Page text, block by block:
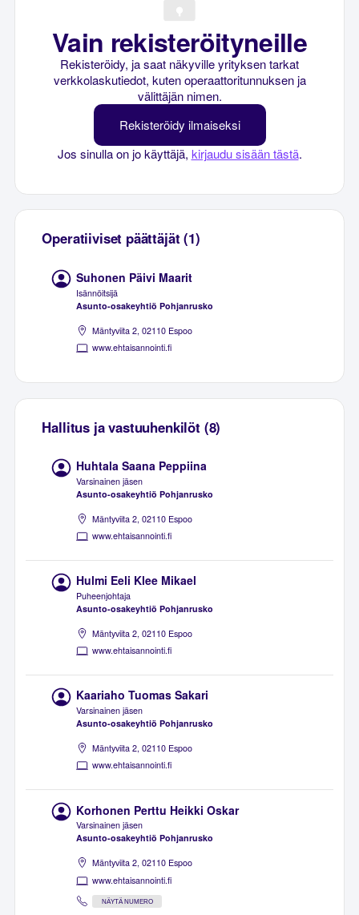
Vain rekisteröityneille
Rekisteröidy, ja saat näkyville yrityksen tarkat
verkkolaskutiedot, kuten operaattoritunnuksen ja
välittäjän nimen.
Rekisteröidy ilmaiseksi
Jos sinulla on jo käyttäjä, kirjaudu sisään tästä.
Operatiiviset päättäjät (1)
Suhonen Päivi Maarit
Isännöitsijä
Asunto-osakeyhtiö Pohjanrusko
Mäntyviita 2, 02110 Espoo
www.ehtaisannointi.fi
Hallitus ja vastuuhenkilöt (8)
Huhtala Saana Peppiina
Varsinainen jäsen
Asunto-osakeyhtiö Pohjanrusko
Mäntyviita 2, 02110 Espoo
www.ehtaisannointi.fi
Hulmi Eeli Klee Mikael
Puheenjohtaja
Asunto-osakeyhtiö Pohjanrusko
Mäntyviita 2, 02110 Espoo
www.ehtaisannointi.fi
Kaariaho Tuomas Sakari
Varsinainen jäsen
Asunto-osakeyhtiö Pohjanrusko
Mäntyviita 2, 02110 Espoo
www.ehtaisannointi.fi
Korhonen Perttu Heikki Oskar
Varsinainen jäsen
Asunto-osakeyhtiö Pohjanrusko
Mäntyviita 2, 02110 Espoo
www.ehtaisannointi.fi
NÄYTÄ NUMERO